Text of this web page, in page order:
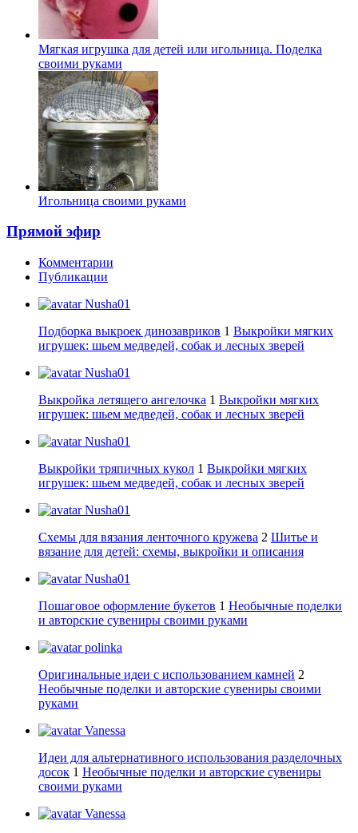
Мягкая игрушка для детей или игольница. Поделка
своими руками
Игольница своими руками
Прямой эфир
Комментарии
Публикации
Nusha01
Подборка выкроек динозавриков 1 Выкройки мягких
игрушек: шьем медведей, собак и лесных зверей
Nusha01
Выкройка летящего ангелочка 1 Выкройки мягких
игрушек: шьем медведей, собак и лесных зверей
Nusha01
Выкройки тряпичных кукол 1 Выкройки мягких
игрушек: шьем медведей, собак и лесных зверей
Nusha01
Схемы для вязания ленточного кружева 2 Шитье и
вязание для детей: схемы, выкройки и описания
Nusha01
Пошаговое оформление букетов 1 Необычные поделки
и авторские сувениры своими руками
polinka
Оригинальные идеи с использованием камней 2
Необычные поделки и авторские сувениры своими
руками
Vanessa
Идеи для альтернативного использования разделочных
досок 1 Необычные поделки и авторские сувениры
своими руками
Vanessa